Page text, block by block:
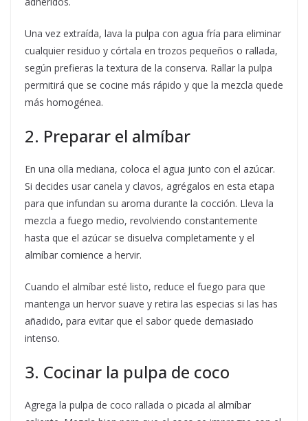
Una vez extraída, lava la pulpa con agua fría para eliminar
cualquier residuo y córtala en trozos pequeños o rallada,
según prefieras la textura de la conserva. Rallar la pulpa
permitirá que se cocine más rápido y que la mezcla quede
más homogénea.
2. Preparar el almíbar
En una olla mediana, coloca el agua junto con el azúcar.
Si decides usar canela y clavos, agrégalos en esta etapa
para que infundan su aroma durante la cocción. Lleva la
mezcla a fuego medio, revolviendo constantemente
hasta que el azúcar se disuelva completamente y el
almíbar comience a hervir.
Cuando el almíbar esté listo, reduce el fuego para que
mantenga un hervor suave y retira las especias si las has
añadido, para evitar que el sabor quede demasiado
intenso.
3. Cocinar la pulpa de coco
Agrega la pulpa de coco rallada o picada al almíbar